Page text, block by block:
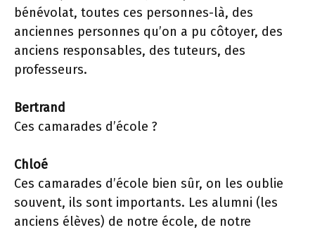
bénévolat, toutes ces personnes-là, des
anciennes personnes qu’on a pu côtoyer, des
anciens responsables, des tuteurs, des
professeurs.
Bertrand
Ces camarades d’école ?
Chloé
Ces camarades d’école bien sûr, on les oublie
souvent, ils sont importants. Les alumni (les
anciens élèves) de notre école, de notre